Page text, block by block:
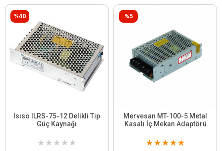
Isıso ILRS-75-12 Delikli Tip
Güç Kaynağı
★ ★ ★ ★ ★
%40
Mervesan MT-100-5 Metal
Kasalı İç Mekan Adaptörü
★★★★★
%5